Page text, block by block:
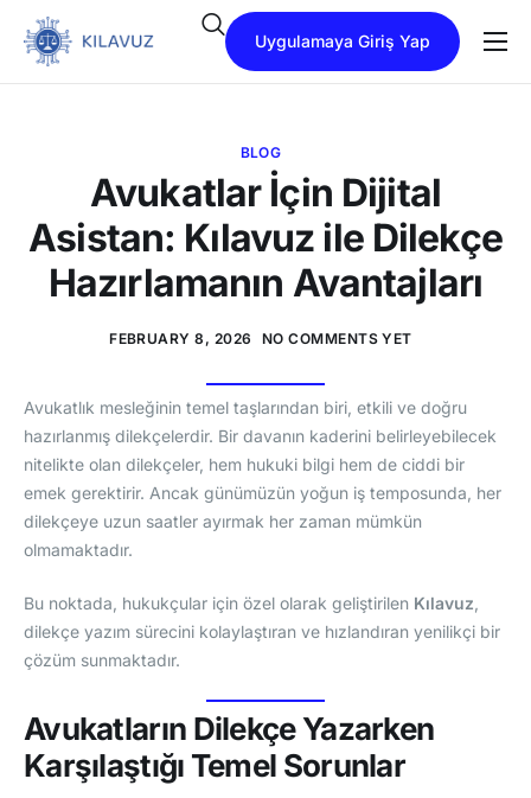
İletişim
Hakkımızda
SSS
Çözümler
Uygulamaya Giriş Yap
BLOG
Avukatlar İçin Dijital
Asistan: Kılavuz ile Dilekçe
Hazırlamanın Avantajları
FEBRUARY 8, 2026 NO COMMENTS YET
Avukatlık mesleğinin temel taşlarından biri, etkili ve doğru
hazırlanmış dilekçelerdir. Bir davanın kaderini belirleyebilecek
nitelikte olan dilekçeler, hem hukuki bilgi hem de ciddi bir
emek gerektirir. Ancak günümüzün yoğun iş temposunda, her
dilekçeye uzun saatler ayırmak her zaman mümkün
olmamaktadır.
Bu noktada, hukukçular için özel olarak geliştirilen Kılavuz
dilekçe yazım sürecini kolaylaştıran ve hızlandıran yenilikçi bir
çözüm sunmaktadır.
Avukatların Dilekçe Yazarken
Karşılaştığı Temel Sorunlar